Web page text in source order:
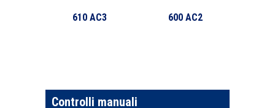
610 AC3 600 AC2
Controlli manuali